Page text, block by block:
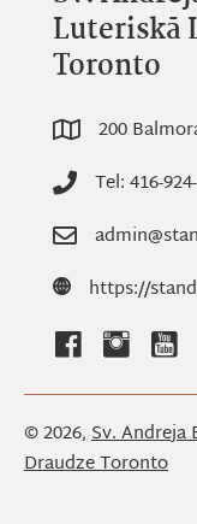
Luteriskā
Toronto
200 Balmoral
200
Tel: 416-924-1563
Tel: 416-
Email:
Website: https://
https://
© 2026,Sv. Andreja
Draudze Toronto